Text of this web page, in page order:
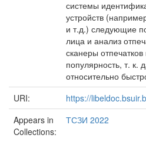
системы
устройств
и т.д.) следующие
лица и анализ
сканеры
популярность, т. к.
относительно
URI:
https://
Appears in
Collections:
ТСЗИ 2022